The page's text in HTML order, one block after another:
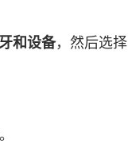
和设备，然后选择